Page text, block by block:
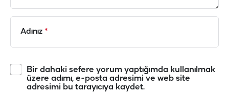
Adınız *
Bir dahaki sefere yorum yaptığımda kullanılmak
üzere adımı, e-posta adresimi ve web site
adresimi bu tarayıcıya kaydet.